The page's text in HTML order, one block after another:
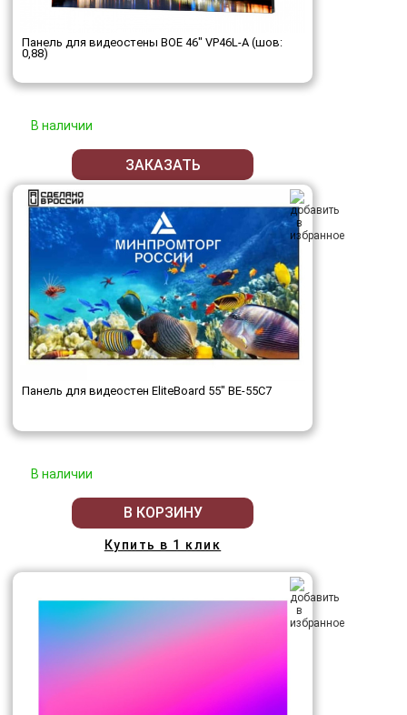
Панель для видеостены BOE 46" VP46L-A (шов:
0,88)
В наличии
ЗАКАЗАТЬ
Панель для видеостен EliteBoard 55" BE-55C7
В наличии
В КОРЗИНУ
Купить в 1 клик